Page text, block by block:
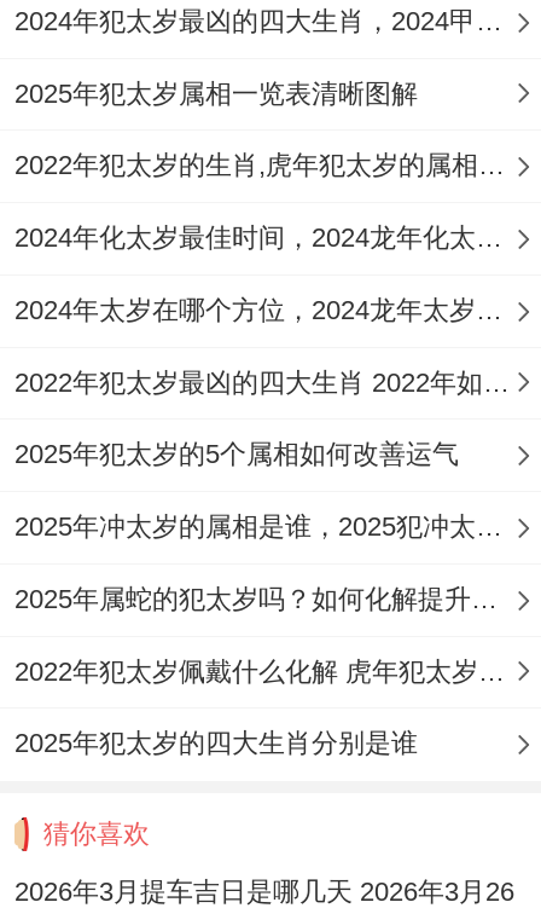
岁等等、要学会调整自己的心态,保持积极向
上的精神状态，就能事事顺遂，相信自己的
2024年犯太岁最凶的四大生肖，2024甲辰年犯太岁最凶的4生肖
2025年犯太岁属相一览表清晰图解
2022年犯太岁的生肖,虎年犯太岁的属相有哪几个
2024年化太岁最佳时间，2024龙年化太岁最佳的3个时间
2024年太岁在哪个方位，2024龙年太岁位置有四大禁忌
2022年犯太岁最凶的四大生肖 2022年如何化解太岁
2025年犯太岁的5个属相如何改善运气
2025年冲太岁的属相是谁，2025犯冲太岁的属相5种化解方法
2025年属蛇的犯太岁吗？如何化解提升好运
2022年犯太岁佩戴什么化解 虎年犯太岁怎么破解方法祥安阁联吉化岁红绳
2025年犯太岁的四大生肖分别是谁
猜你喜欢
2026年3月提车吉日是哪几天 2026年3月26